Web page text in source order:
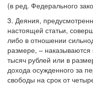
(в ред. Федерального
3. Деяния,
настоящей статьи,
либо в отношении
размере, –
тысяч рублей или в
дохода осужденного за
свободы на срок от